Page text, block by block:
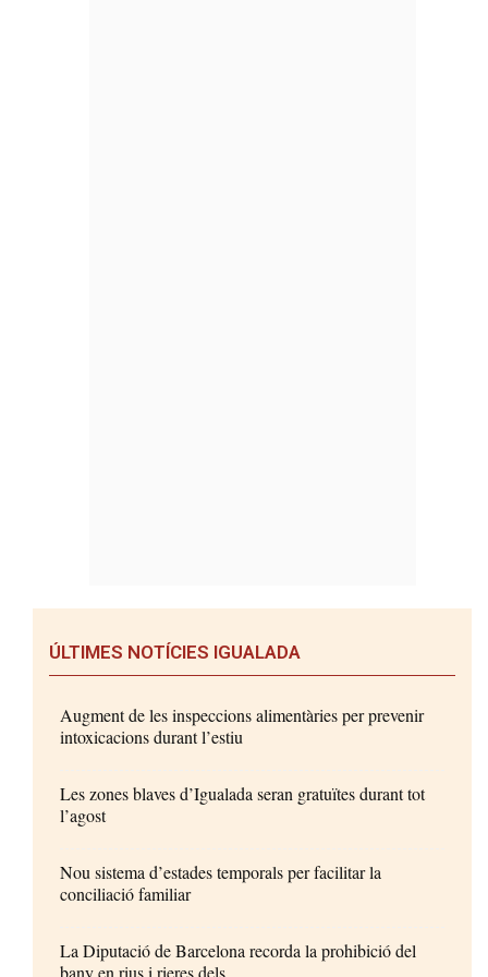
ÚLTIMES NOTÍCIES IGUALADA
Augment de les inspeccions alimentàries per prevenir
intoxicacions durant l’estiu
Les zones blaves d’Igualada seran gratuïtes durant tot
l’agost
Nou sistema d’estades temporals per facilitar la
conciliació familiar
La Diputació de Barcelona recorda la prohibició del
bany en rius i rieres dels...